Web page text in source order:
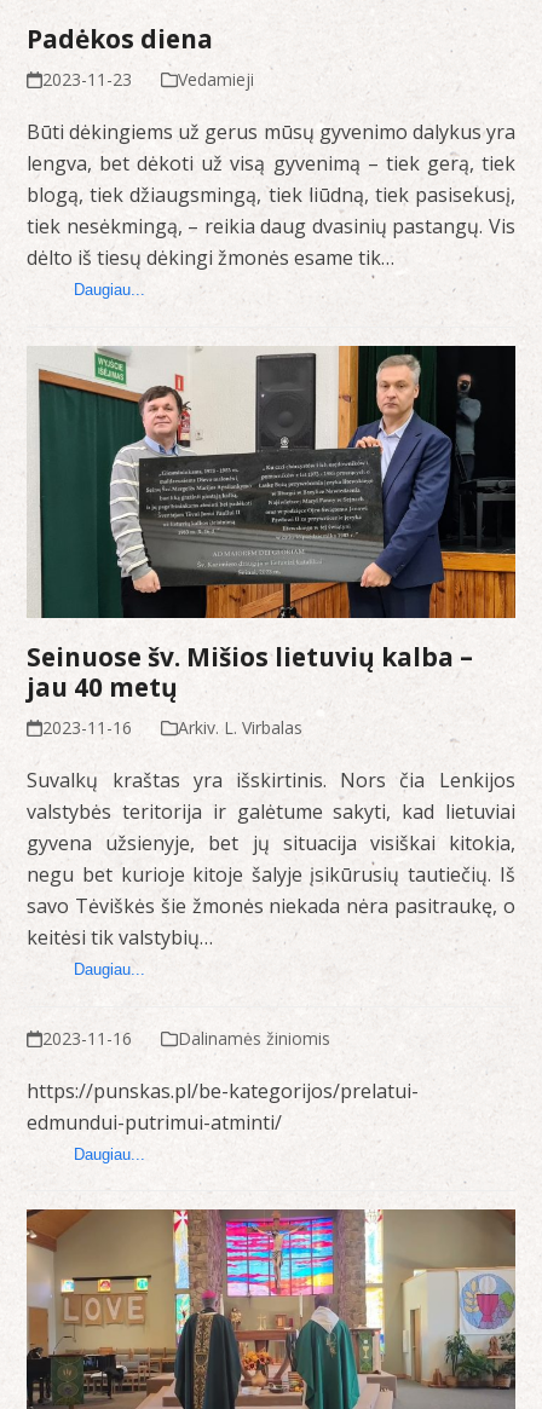
Padėkos diena
2023-11-23 Vedamieji
Būti dėkingiems už gerus mūsų gyvenimo dalykus yra
lengva, bet dėkoti už visą gyvenimą – tiek gerą, tiek
blogą, tiek džiaugsmingą, tiek liūdną, tiek pasisekusį,
tiek nesėkmingą, – reikia daug dvasinių pastangų. Vis
dėlto iš tiesų dėkingi žmonės esame tik…
Daugiau...
Seinuose šv. Mišios lietuvių kalba –
jau 40 metų
2023-11-16 Arkiv. L. Virbalas
Suvalkų kraštas yra išskirtinis. Nors čia Lenkijos
valstybės teritorija ir galėtume sakyti, kad lietuviai
gyvena užsienyje, bet jų situacija visiškai kitokia,
negu bet kurioje kitoje šalyje įsikūrusių tautiečių. Iš
savo Tėviškės šie žmonės niekada nėra pasitraukę, o
keitėsi tik valstybių…
Daugiau...
2023-11-16 Dalinamės žiniomis
https://punskas.pl/be-kategorijos/prelatui-
edmundui-putrimui-atminti/
Daugiau...